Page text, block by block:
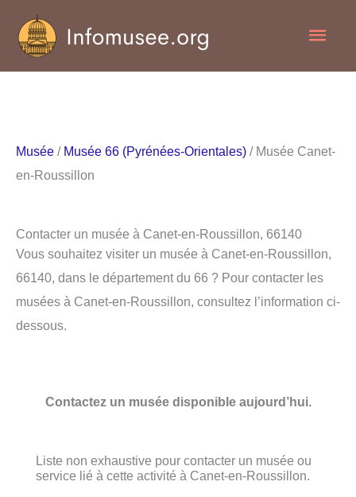
contenu
Musée / Musée 66 (Pyrénées-Orientales) / Musée Canet-
en-Roussillon
Contacter un musée à Canet-en-Roussillon, 66140
Vous souhaitez visiter un musée à Canet-en-Roussillon,
66140, dans le département du 66 ? Pour contacter les
musées à Canet-en-Roussillon, consultez l’information ci-
dessous.
Contactez un musée disponible aujourd’hui.
Liste non exhaustive pour contacter un musée ou
service lié à cette activité à Canet-en-Roussillon.